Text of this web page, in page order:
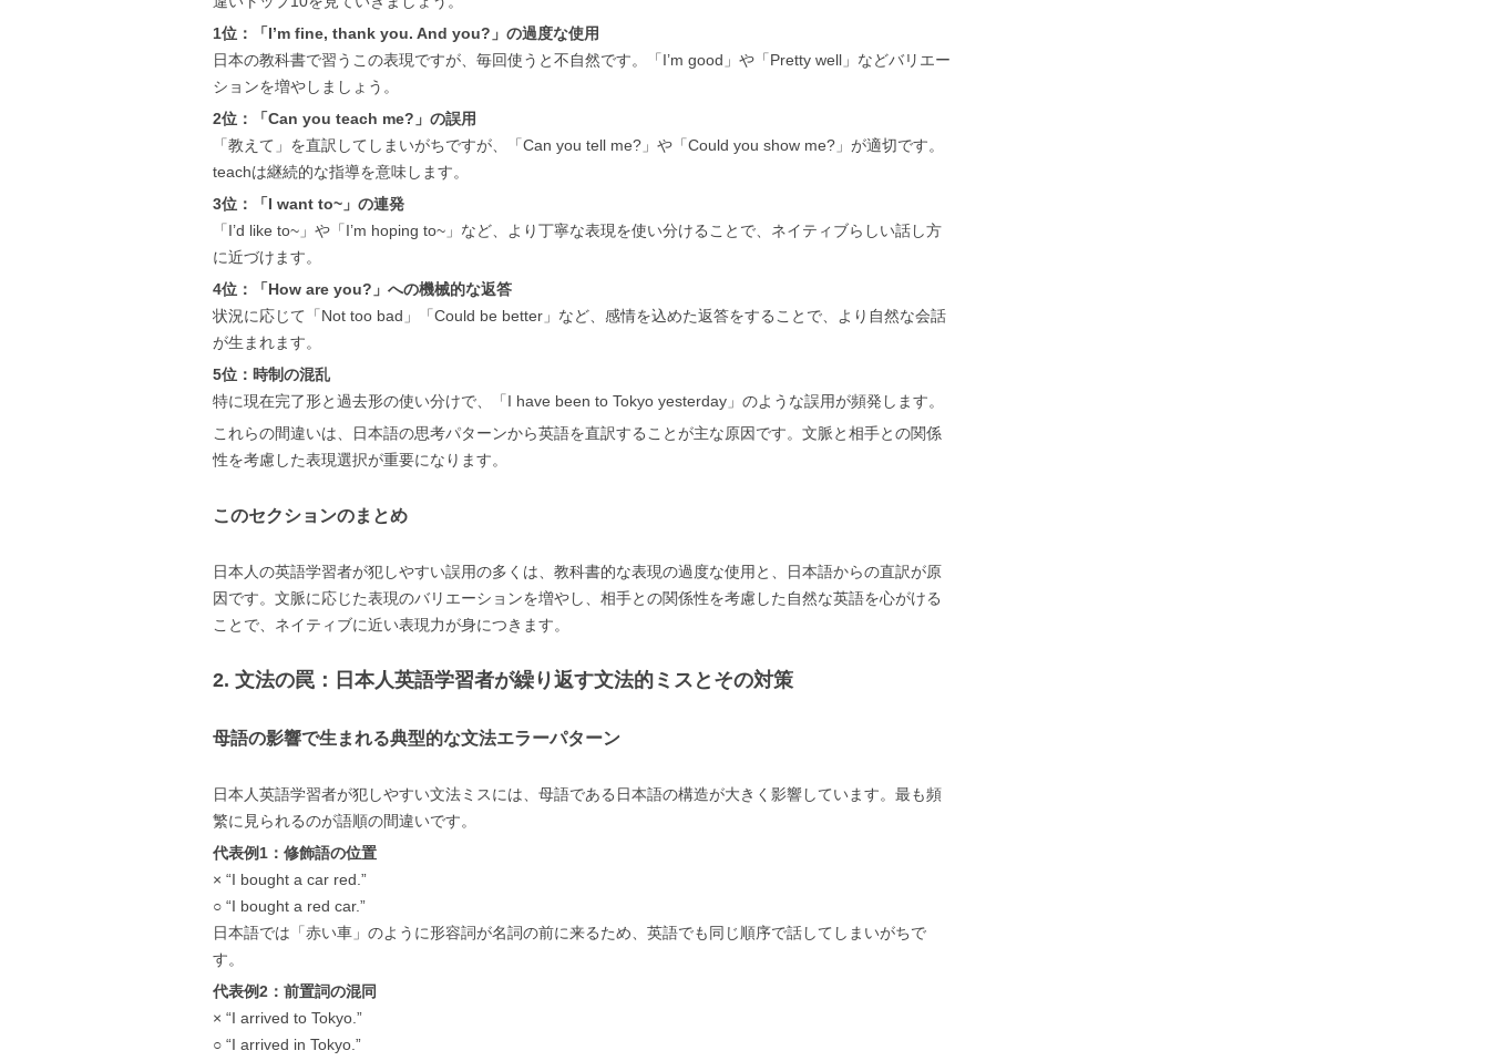
1位：「I’m fine, thank you. And you?」の過度な使用
日本の教科書で習うこの表現ですが、毎回使うと不自然です。「I’m good」や「Pretty well」などバリエー
ションを増やしましょう。
2位：「Can you teach me?」の誤用
「教えて」を直訳してしまいがちですが、「Can you tell me?」や「Could you show me?」が適切です。
teachは継続的な指導を意味します。
3位：「I want to~」の連発
「I’d like to~」や「I’m hoping to~」など、より丁寧な表現を使い分けることで、ネイティブらしい話し方
に近づけます。
4位：「How are you?」への機械的な返答
状況に応じて「Not too bad」「Could be better」など、感情を込めた返答をすることで、より自然な会話
が生まれます。
5位：時制の混乱
特に現在完了形と過去形の使い分けで、「I have been to Tokyo yesterday」のような誤用が頻発します。
これらの間違いは、日本語の思考パターンから英語を直訳することが主な原因です。文脈と相手との関係
性を考慮した表現選択が重要になります。
このセクションのまとめ
日本人の英語学習者が犯しやすい誤用の多くは、教科書的な表現の過度な使用と、日本語からの直訳が原
因です。文脈に応じた表現のバリエーションを増やし、相手との関係性を考慮した自然な英語を心がける
ことで、ネイティブに近い表現力が身につきます。
2. 文法の罠：日本人英語学習者が繰り返す文法的ミスとその対策
母語の影響で生まれる典型的な文法エラーパターン
日本人英語学習者が犯しやすい文法ミスには、母語である日本語の構造が大きく影響しています。最も頻
繁に見られるのが語順の間違いです。
代表例1：修飾語の位置
× “I bought a car red.”
○ “I bought a red car.”
日本語では「赤い車」のように形容詞が名詞の前に来るため、英語でも同じ順序で話してしまいがちで
す。
代表例2：前置詞の混同
× “I arrived to Tokyo.”
○ “I arrived in Tokyo.”